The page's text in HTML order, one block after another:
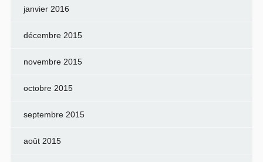
janvier 2016
décembre 2015
novembre 2015
octobre 2015
septembre 2015
août 2015